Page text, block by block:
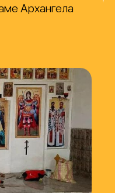
Архангела